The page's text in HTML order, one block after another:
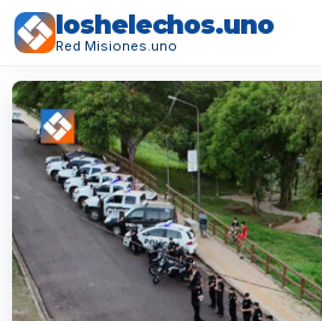
loshelechos.uno
Red Misiones.uno